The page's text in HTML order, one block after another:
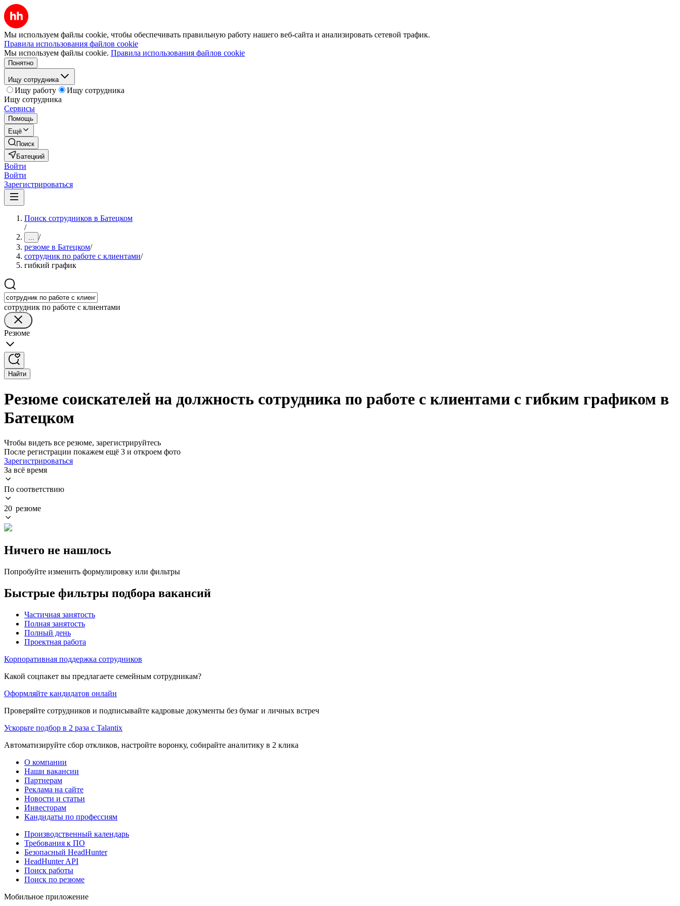
Мы используем файлы cookie, чтобы обеспечивать правильную работу нашего веб-сайта и анализировать сетевой трафик.
Правила использования файлов cookie
Мы используем файлы cookie. Правила использования файлов cookie
Понятно
Ищу сотрудника
Ищу работу
Ищу сотрудника
Ищу сотрудника
Сервисы
Помощь
Ещё
Поиск
Батецкий
Войти
Войти
Зарегистрироваться
Поиск сотрудников в Батецком
/
... /
резюме в Батецком/
сотрудник по работе с клиентами/
гибкий график
сотрудник по работе с клиентами
Резюме
Найти
Резюме соискателей на должность сотрудника по работе с клиентами с гибким графиком в
Батецком
Чтобы видеть все резюме, зарегистрируйтесь
После регистрации покажем ещё 3 и откроем фото
Зарегистрироваться
За всё время
По соответствию
20 резюме
Ничего не нашлось
Попробуйте изменить формулировку или фильтры
Быстрые фильтры подбора вакансий
Частичная занятость
Полная занятость
Полный день
Проектная работа
Корпоративная поддержка сотрудников
Какой соцпакет вы предлагаете семейным сотрудникам?
Оформляйте кандидатов онлайн
Проверяйте сотрудников и подписывайте кадровые документы без бумаг и личных встреч
Ускорьте подбор в 2 раза с Talantix
Автоматизируйте сбор откликов, настройте воронку, собирайте аналитику в 2 клика
О компании
Наши вакансии
Партнерам
Реклама на сайте
Новости и статьи
Инвесторам
Кандидаты по профессиям
Производственный календарь
Требования к ПО
Безопасный HeadHunter
HeadHunter API
Поиск работы
Поиск по резюме
Мобильное приложение